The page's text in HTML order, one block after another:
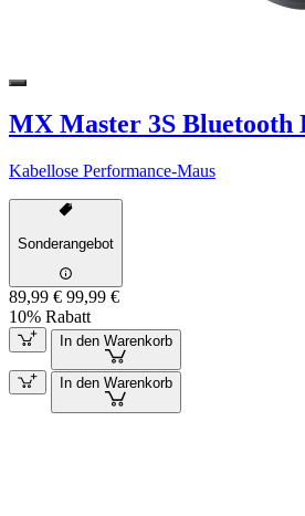
MX Master 3S Bluetooth
Kabellose Performance-Maus
Sonderangebot
89,99 € 99,99 €
10% Rabatt
In den Warenkorb
In den Warenkorb